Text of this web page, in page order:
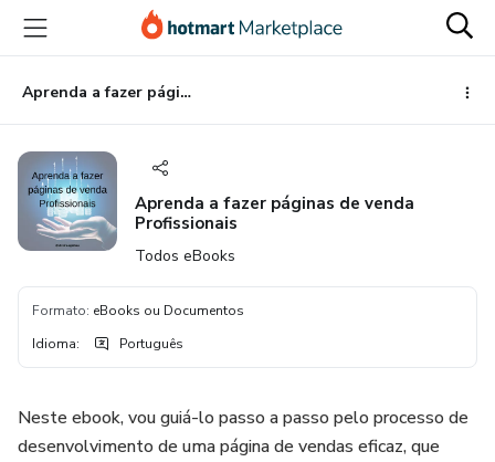
para
conteúdo
principal
para
pagamento
para
rodapé
Aprenda a fazer páginas de venda Profissionais
Aprenda a fazer páginas de venda
Profissionais
Todos eBooks
Formato: eBooks ou Documentos
Idioma: Português
Neste ebook, vou guiá-lo passo a passo pelo processo de
desenvolvimento de uma página de vendas eficaz, que